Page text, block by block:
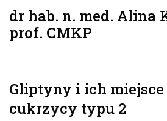
dr hab. n. med. Alina
prof. CMKP
Gliptyny i ich
cukrzycy typu 2